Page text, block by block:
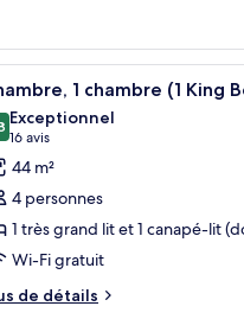
un bureau avec une chaise,
:
8 1 chambre (1 King
sur 10
Exceptionnel
16 avis
(16 avis)
44 m²
4 personnes
1 très grand lit et 1 canapé-lit
Wi-Fi gratuit
de détails